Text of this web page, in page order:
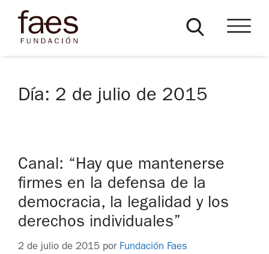
Día: 2 de julio de 2015
Canal: “Hay que mantenerse
firmes en la defensa de la
democracia, la legalidad y los
derechos individuales”
2 de julio de 2015 por Fundación Faes